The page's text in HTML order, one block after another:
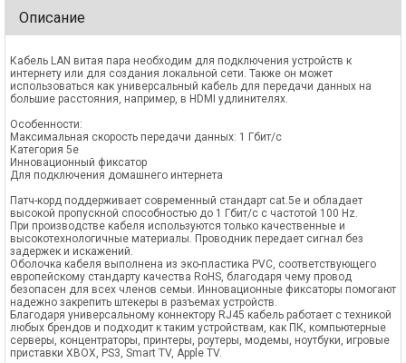
Описание
Кабель LAN витая пара необходим для подключения устройств к
интернету или для создания локальной сети. Также он может
использоваться как универсальный кабель для передачи данных на
большие расстояния, например, в HDMI удлинителях.
Особенности:
Максимальная скорость передачи данных: 1 Гбит/с
Категория 5е
Инновационный фиксатор
Для подключения домашнего интернета
Патч-корд поддерживает современный стандарт cat.5e и обладает
высокой пропускной способностью до 1 Гбит/с с частотой 100 Hz.
При производстве кабеля используются только качественные и
высокотехнологичные материалы. Проводник передает сигнал без
задержек и искажений.
Оболочка кабеля выполнена из эко-пластика PVC, соответствующего
европейскому стандарту качества RoHS, благодаря чему провод
безопасен для всех членов семьи. Инновационные фиксаторы помогают
надежно закрепить штекеры в разъемах устройств.
Благодаря универсальному коннектору RJ45 кабель работает с техникой
любых брендов и подходит к таким устройствам, как ПК, компьютерные
серверы, концентраторы, принтеры, роутеры, модемы, ноутбуки, игровые
приставки XBOX, PS3, Smart TV, Apple TV.